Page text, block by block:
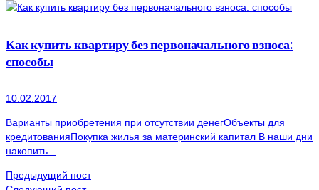
Как купить квартиру без первоначального взноса:
способы
10.02.2017
Варианты приобретения при отсутствии денегОбъекты для
кредитованияПокупка жилья за материнский капитал В наши дни
накопить...
Предыдущий пост